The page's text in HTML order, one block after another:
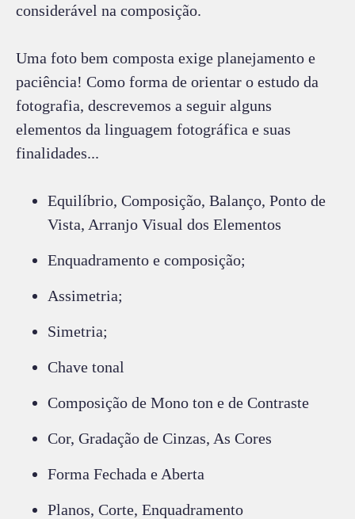
considerável na composição.
Uma foto bem composta exige planejamento e
paciência! Como forma de orientar o estudo da
fotografia, descrevemos a seguir alguns
elementos da linguagem fotográfica e suas
finalidades...
Equilíbrio, Composição, Balanço, Ponto de
Vista, Arranjo Visual dos Elementos
Enquadramento e composição;
Assimetria;
Simetria;
Chave tonal
Composição de Mono ton e de Contraste
Cor, Gradação de Cinzas, As Cores
Forma Fechada e Aberta
Planos, Corte, Enquadramento